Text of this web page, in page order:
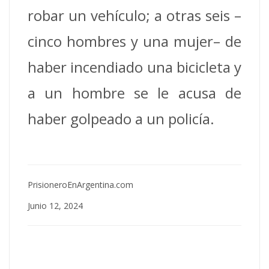
robar un vehículo; a otras seis –
cinco hombres y una mujer– de
haber incendiado una bicicleta y
a un hombre se le acusa de
haber golpeado a un policía.
PrisioneroEnArgentina.com
Junio 12, 2024